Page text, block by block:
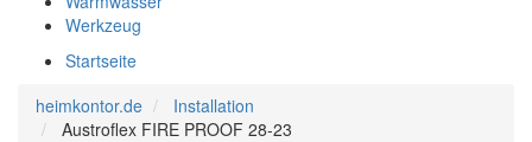
Werkzeug
Startseite
heimkontor.de
Installation
Austroflex FIRE PROOF 28-23